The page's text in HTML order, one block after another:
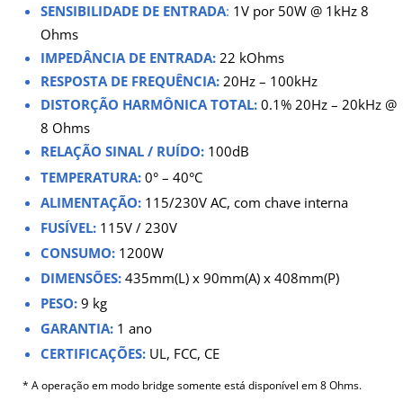
SENSIBILIDADE DE ENTRADA: 1V por 50W @ 1kHz 8
Ohms
IMPEDÂNCIA DE ENTRADA: 22 kOhms
RESPOSTA DE FREQUÊNCIA: 20Hz – 100kHz
DISTORÇÃO HARMÔNICA TOTAL: 0.1% 20Hz – 20kHz @
8 Ohms
RELAÇÃO SINAL / RUÍDO: 100dB
TEMPERATURA: 0° – 40°C
ALIMENTAÇÃO: 115/230V AC, com chave interna
FUSÍVEL: 115V / 230V
CONSUMO: 1200W
DIMENSÕES: 435mm(L) x 90mm(A) x 408mm(P)
PESO: 9 kg
GARANTIA: 1 ano
CERTIFICAÇÕES: UL, FCC, CE
* A operação em modo bridgesomente está disponível em 8 Ohms.